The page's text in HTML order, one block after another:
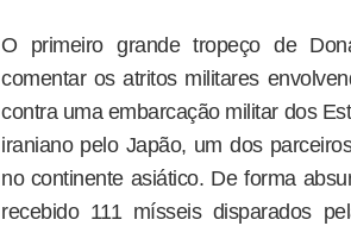
O primeiro grande tropeço de
comentar os atritos militares
contra uma embarcação militar dos
iraniano pelo Japão, um dos
no continente asiático. De forma
recebido 111 mísseis disparados